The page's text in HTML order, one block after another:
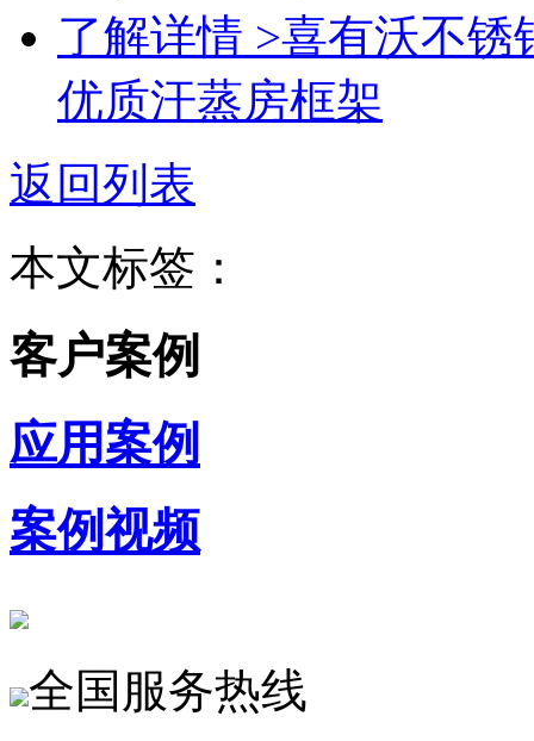
了解详情 >喜有沃不锈
优质汗蒸房框架
返回列表
本文标签：
客户案例
应用案例
案例视频
全国服务热线